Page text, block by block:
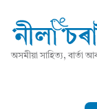
অসমীয়া সাহিত্য, বাৰ্তা